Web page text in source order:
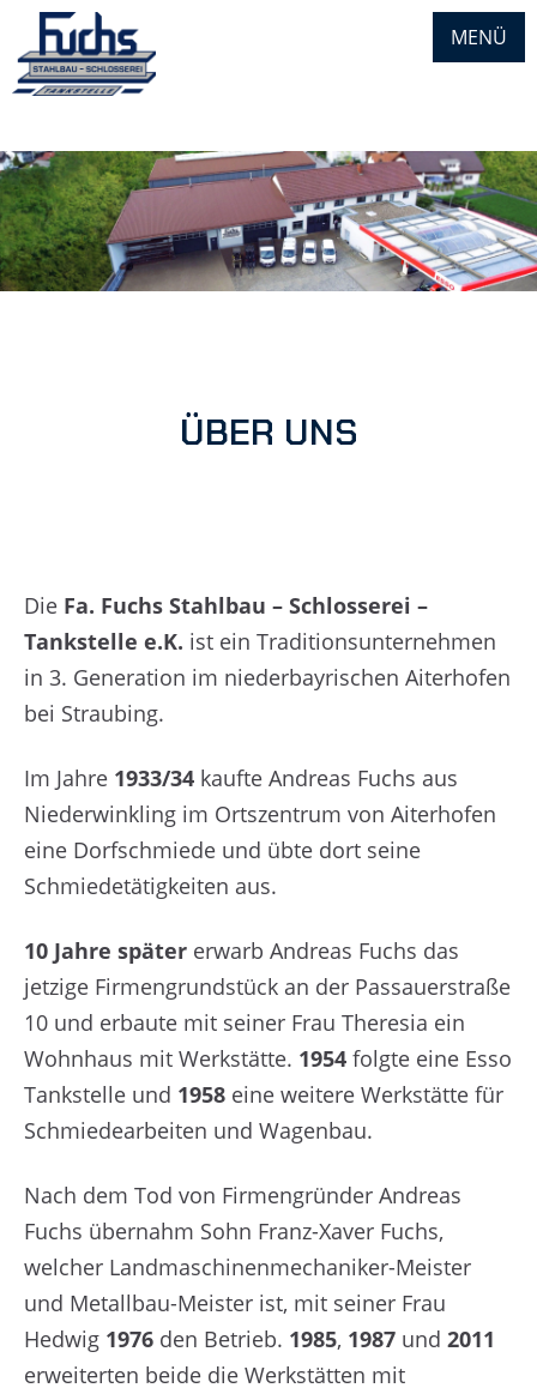
MENÜ
springen
ÜBER UNS
Die Fa. Fuchs Stahlbau – Schlosserei –
Tankstelle e.K. ist ein Traditionsunternehmen
in 3. Generation im niederbayrischen Aiterhofen
bei Straubing.
Im Jahre 1933/34 kaufte Andreas Fuchs aus
Niederwinkling im Ortszentrum von Aiterhofen
eine Dorfschmiede und übte dort seine
Schmiedetätigkeiten aus.
10 Jahre später erwarb Andreas Fuchs das
jetzige Firmengrundstück an der Passauerstraße
10 und erbaute mit seiner Frau Theresia ein
Wohnhaus mit Werkstätte. 1954 folgte eine Esso
Tankstelle und 1958 eine weitere Werkstätte für
Schmiedearbeiten und Wagenbau.
Nach dem Tod von Firmengründer Andreas
Fuchs übernahm Sohn Franz-Xaver Fuchs,
welcher Landmaschinenmechaniker-Meister
und Metallbau-Meister ist, mit seiner Frau
Hedwig 1976 den Betrieb. 1985, 1987 und 2011
erweiterten beide die Werkstätten mit